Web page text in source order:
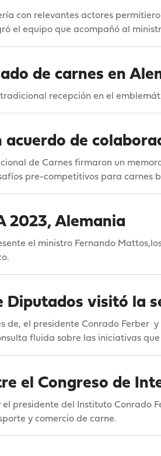
con relevantes actores
el equipo que acompañó al
de carnes en
recepción en el
de
de Carnes firmaron un
pre-competitivos para carnes
2023, Alemania
el ministro Fernando
Diputados visitó la
de, el presidente Conrado Ferber
fluida sobre las iniciativas que
el Congreso de
el presidente del Instituto
y comercio de carne.